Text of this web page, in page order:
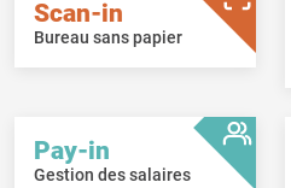
Scan-in
Bureau sans papier
Pay-in
Gestion des salaires